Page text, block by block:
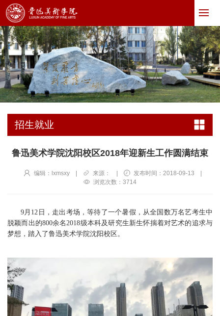
招生就业
鲁迅美术学院沈阳校区2018年迎新生工作圆满结束
编辑：lxmsxy | 来源： | 发布时间：2018-09-13
|
浏览次数：3714
9月12日，走出考场，等待了一个暑假，从全国数万名艺考生中
脱颖而出的800余名2018级本科及研究生新生怀揣着对艺术的追求与
梦想，踏入了鲁迅美术学院沈阳校区。